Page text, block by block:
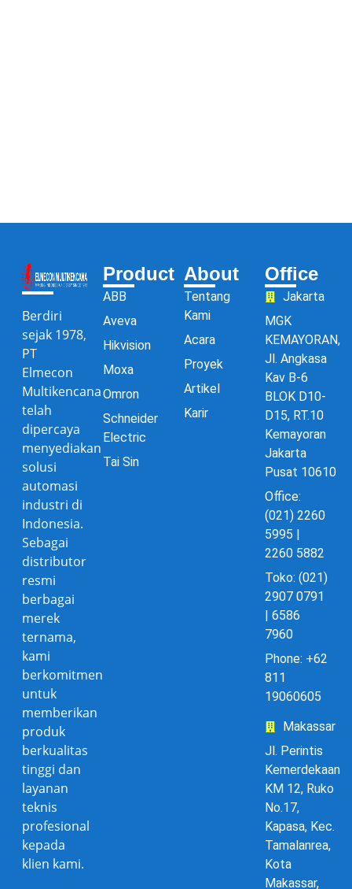
Berdiri
sejak 1978,
PT
Elmecon
Multikencana
telah
dipercaya
menyediakan
solusi
automasi
industri di
Indonesia.
Sebagai
distributor
resmi
berbagai
merek
ternama,
kami
berkomitmen
untuk
memberikan
produk
berkualitas
tinggi dan
layanan
teknis
profesional
kepada
klien kami.
Product
ABB
Aveva
Hikvision
Moxa
Omron
Schneider
Electric
Tai Sin
About
Tentang
Kami
Acara
Proyek
Artikel
Karir
Office
Jakarta
MGK
KEMAYORAN,
Jl. Angkasa
Kav B-6
BLOK D10-
D15, RT.10
Kemayoran
Jakarta
Pusat 10610
Office:
(021) 2260
5995 |
2260 5882
Toko: (021)
2907 0791
| 6586
7960
Phone: +62
811
19060605
Makassar
Jl. Perintis
Kemerdekaan
KM 12, Ruko
No.17,
Kapasa, Kec.
Tamalanrea,
Kota
Makassar,